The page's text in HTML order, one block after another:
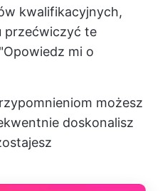
kwalifikacyjnych,
przećwiczyć te
mi o
możesz
doskonalisz